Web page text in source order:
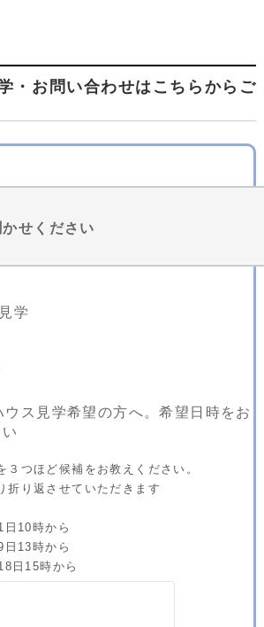
・お問い合わせはこちらからご
せください
学
ウス見学希望の方へ。希望日時をお
３つほど候補をお教えください。
折り返させていただきます
10時から
13時から
日15時から